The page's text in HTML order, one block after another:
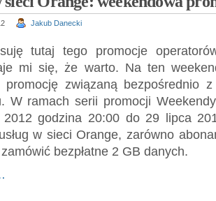
Jakub Danecki
tutaj tego promocje
mi się, że warto. Na ten
promocję związaną bezpośrednio
W ramach serii promocji
godzina 20:00 do 29 lipca
w sieci Orange, zarówno
bezpłatne 2 GB danych.